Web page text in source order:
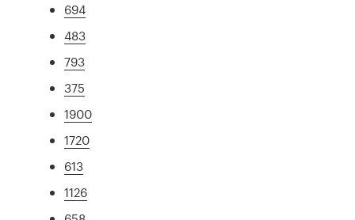
694
483
793
375
1900
1720
613
1126